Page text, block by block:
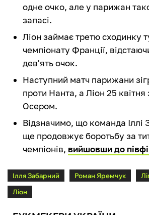
одне очко, але у парижан
запасі.
Ліон займає третю сходинку
чемпіонату Франції,
дев'ять очок.
Наступний матч парижани
проти Нанта, а Ліон 25 квітня
Осером.
Відзначимо, що команда Іллі
ще продовжує боротьбу за
чемпіонів, вийшовши до
Ілля Забарний Роман Яремчук
Ліон